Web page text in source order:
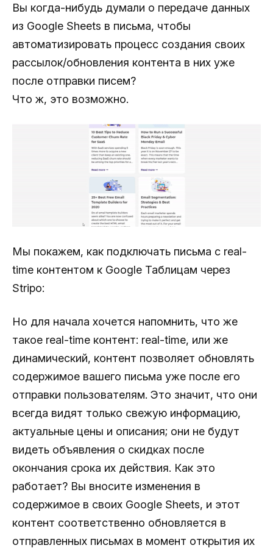
Вы когда-нибудь думали о передаче данных
из Google Sheets в письма, чтобы
автоматизировать процесс создания своих
рассылок/обновления контента в них уже
после отправки писем?
Что ж, это возможно.
Мы покажем, как подключать письма с real-
time контентом к Google Таблицам через
Stripo:
Но для начала хочется напомнить, что же
такое real-time контент: real-time, или же
динамический, контент позволяет обновлять
содержимое вашего письма уже после его
отправки пользователям. Это значит, что они
всегда видят только свежую информацию,
актуальные цены и описания; они не будут
видеть объявления о скидках после
окончания срока их действия. Как это
работает? Вы вносите изменения в
содержимое в своих Google Sheets, и этот
контент соответственно обновляется в
отправленных письмах в момент открытия их